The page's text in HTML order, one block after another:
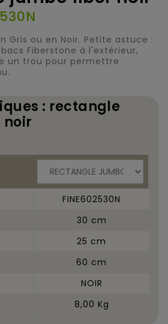
Gris ou en Noir. Petite astuce :
Fiberstone à l'extérieur,
un trou pour permettre
: rectangle
FINE602530N
30 cm
25 cm
60 cm
NOIR
8,00 Kg